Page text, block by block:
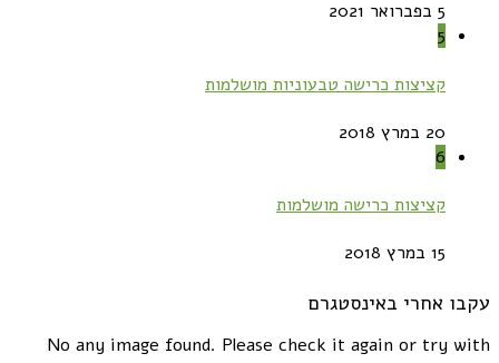
5 בפברואר 2021
5
קציצות כרישה טבעוניות מושלמות
20 במרץ 2018
6
קציצות כרישה מושלמות
15 במרץ 2018
עקבו אחרי באינסטגרם
No any image found. Please check it again or try with